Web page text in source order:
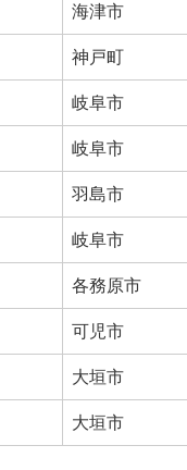
海津市
神戸町
岐阜市
岐阜市
羽島市
岐阜市
各務原市
可児市
大垣市
大垣市